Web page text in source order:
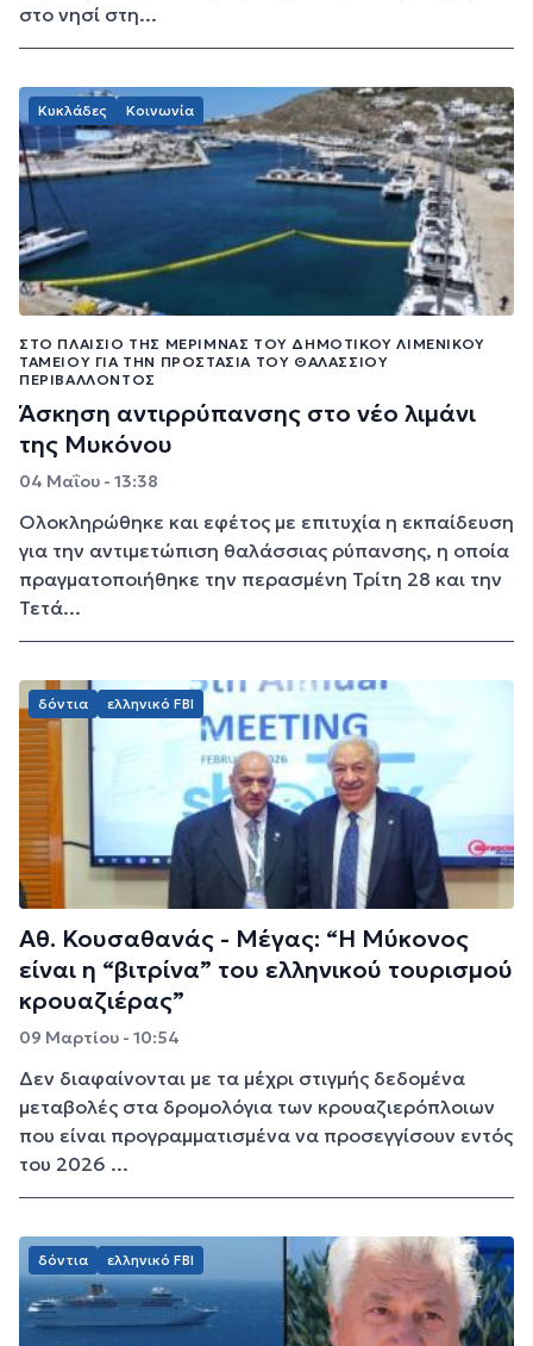
στο νησί στη...
Κυκλάδες Κοινωνία
ΣΤΟ ΠΛΑΊΣΙΟ ΤΗΣ ΜΈΡΙΜΝΆΣ ΤΟΥ ΔΗΜΟΤΙΚΟΎ ΛΙΜΕΝΙΚΟΎ
ΤΑΜΕΊΟΥ ΓΙΑ ΤΗΝ ΠΡΟΣΤΑΣΊΑ ΤΟΥ ΘΑΛΆΣΣΙΟΥ
ΠΕΡΙΒΆΛΛΟΝΤΟΣ
Άσκηση αντιρρύπανσης στο νέο λιμάνι
της Μυκόνου
04 Μαΐου - 13:38
Ολοκληρώθηκε και εφέτος με επιτυχία η εκπαίδευση
για την αντιμετώπιση θαλάσσιας ρύπανσης, η οποία
πραγματοποιήθηκε την περασμένη Τρίτη 28 και την
Τετά...
δόντια ελληνικό FBI
Αθ. Κουσαθανάς - Μέγας: “Η Μύκονος
είναι η “βιτρίνα” του ελληνικού τουρισμού
κρουαζιέρας”
09 Μαρτίου - 10:54
Δεν διαφαίνονται με τα μέχρι στιγμής δεδομένα
μεταβολές στα δρομολόγια των κρουαζιερόπλοιων
που είναι προγραμματισμένα να προσεγγίσουν εντός
του 2026 ...
δόντια ελληνικό FBI